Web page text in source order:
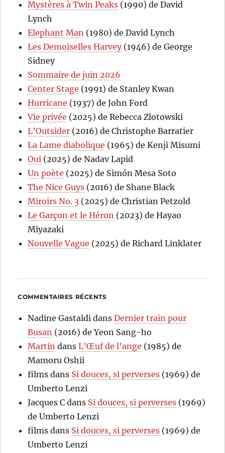
Mystères à Twin Peaks (1990) de David
Lynch
Elephant Man (1980) de David Lynch
Les Demoiselles Harvey(1946) de George
Sidney
Sommaire de juin 2026
Center Stage (1991) de Stanley Kwan
Hurricane (1937) de John Ford
Vie privée (2025) de Rebecca Zlotowski
L’Outsider (2016) de Christophe Barratier
La Lame diabolique (1965) de Kenji Misumi
Oui (2025) de Nadav Lapid
Un poète (2025) de Simón Mesa Soto
The Nice Guys (2016) de Shane Black
Miroirs No. 3 (2025) de Christian Petzold
Le Garçon et le Héron (2023) de Hayao
Miyazaki
Nouvelle Vague (2025) de Richard Linklater
COMMENTAIRES RÉCENTS
Nadine Gastaldi dansDernier train pour
Busan (2016) de Yeon Sang-ho
Martin dansL’Œuf de l’ange (1985) de
Mamoru Oshii
films dans Si douces, si perverses (1969) de
Umberto Lenzi
Jacques C dans Si douces, si perverses (1969)
de Umberto Lenzi
films dans Si douces, si perverses (1969) de
Umberto Lenzi